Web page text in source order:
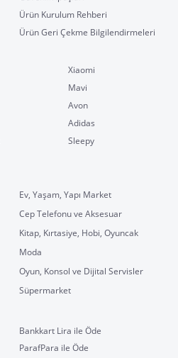
Ürün Kurulum Rehberi
Ürün Geri Çekme Bilgilendirmeleri
Xiaomi
Mavi
Avon
Adidas
Sleepy
Ev, Yaşam, Yapı Market
Cep Telefonu ve Aksesuar
Kitap, Kırtasiye, Hobi, Oyuncak
Moda
Oyun, Konsol ve Dijital Servisler
Süpermarket
Bankkart Lira ile Öde
ParafPara ile Öde